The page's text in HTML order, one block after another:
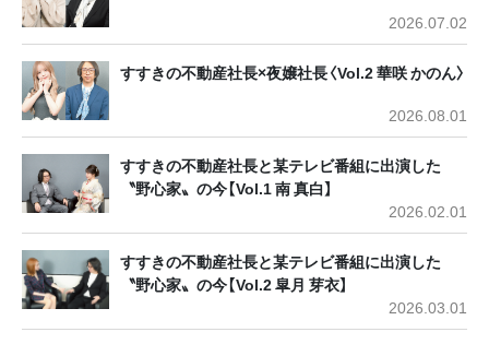
2026.07.02
すすきの不動産社長×夜嬢社長〈Vol.2 華咲 かのん〉
2026.08.01
すすきの不動産社長と某テレビ番組に出演した
〝野心家〟の今【Vol.1 南 真白】
2026.02.01
すすきの不動産社長と某テレビ番組に出演した
〝野心家〟の今【Vol.2 皐月 芽衣】
2026.03.01